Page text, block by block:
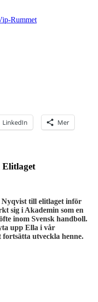
Rummet
LinkedIn Mer
till elitlaget inför
sig i Akademin som en
inom Svensk handboll.
upp Ella i vår
utveckla henne.